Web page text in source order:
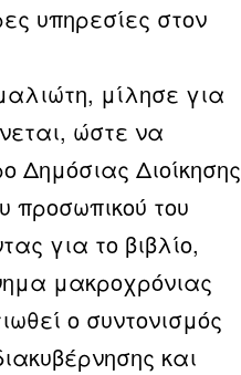
υπηρεσίες στον
μίλησε για
ώστε να
Δημόσιας Διοίκησης
προσωπικού του
για το βιβλίο,
μακροχρόνιας
ο συντονισμός
και